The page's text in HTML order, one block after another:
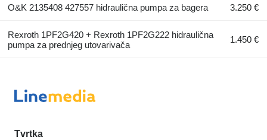
O&K 2135408 427557 hidraulična pumpa za bagera 3.250 €
Rexroth 1PF2G420 + Rexroth 1PF2G222 hidraulična
pumpa za prednjeg utovarivača
1.450 €
Tvrtka